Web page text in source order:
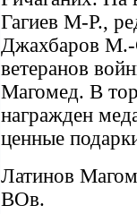
Гагиев М-Р.,
Джахбаров М.-
ветеранов
Магомед. В
награжден
ценные
Латинов
ВОв.